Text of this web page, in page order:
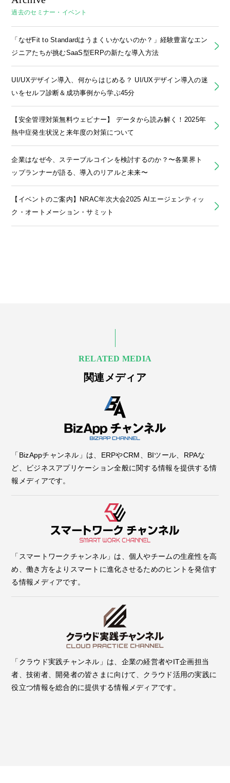
過去のセミナー・イベント
「なぜFit to Standardはうまくいかないのか？」経験豊富なエン
ジニアたちが挑むSaaS型ERPの新たな導入方法
UI/UXデザイン導入、何からはじめる？ UI/UXデザイン導入の迷
いをセルフ診断＆成功事例から学ぶ45分
【安全管理対策無料ウェビナー】 データから読み解く！2025年
熱中症発生状況と来年度の対策について
企業はなぜ今、ステーブルコインを検討するのか？〜各業界ト
ップランナーが語る、導入のリアルと未来〜
【イベントのご案内】NRAC年次大会2025 AIエージェンティッ
ク・オートメーション・サミット
RELATED MEDIA
関連メディア
「BizAppチャンネル」は、ERPやCRM、BIツール、RPAな
ど、ビジネスアプリケーション全般に関する情報を提供する情
報メディアです。
「スマートワークチャンネル」は、個人やチームの生産性を高
め、働き方をよりスマートに進化させるためのヒントを発信す
る情報メディアです。
「クラウド実践チャンネル」は、企業の経営者やIT企画担当
者、技術者、開発者の皆さまに向けて、クラウド活用の実践に
役立つ情報を総合的に提供する情報メディアです。